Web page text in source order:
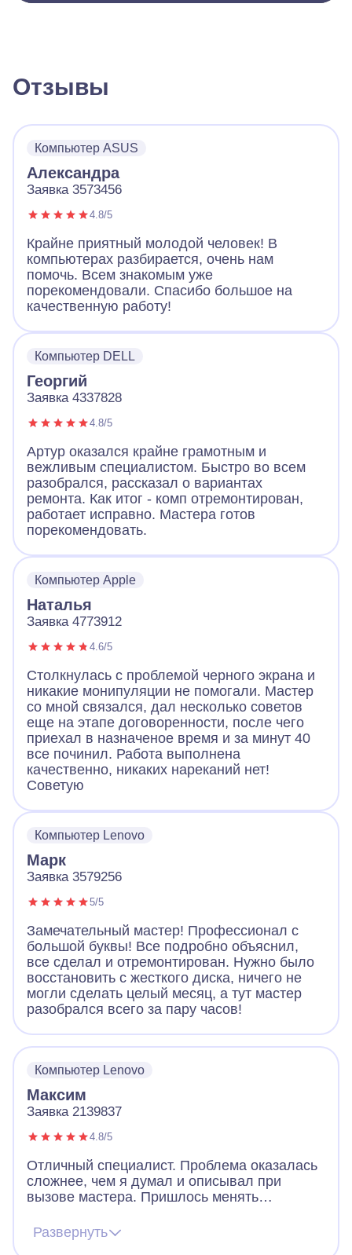
Отзывы
Компьютер ASUS
Александра
Заявка 3573456
4.8/5
Крайне приятный молодой человек! В
компьютерах разбирается, очень нам
помочь. Всем знакомым уже
порекомендовали. Спасибо большое на
качественную работу!
Компьютер DELL
Георгий
Заявка 4337828
4.8/5
Артур оказался крайне грамотным и
вежливым специалистом. Быстро во всем
разобрался, рассказал о вариантах
ремонта. Как итог - комп отремонтирован,
работает исправно. Мастера готов
порекомендовать.
Компьютер Apple
Наталья
Заявка 4773912
4.6/5
Столкнулась с проблемой черного экрана и
никакие монипуляции не помогали. Мастер
со мной связался, дал несколько советов
еще на этапе договоренности, после чего
приехал в назначеное время и за минут 40
все починил. Работа выполнена
качественно, никаких нареканий нет!
Советую
Компьютер Lenovo
Марк
Заявка 3579256
5/5
Замечательный мастер! Профессионал с
большой буквы! Все подробно объяснил,
все сделал и отремонтирован. Нужно было
восстановить с жесткого диска, ничего не
могли сделать целый месяц, а тут мастер
разобрался всего за пару часов!
Компьютер Lenovo
Максим
Заявка 2139837
4.8/5
Отличный специалист. Проблема оказалась
сложнее, чем я думал и описывал при
вызове мастера. Пришлось менять
долго жить. Алексей подобрал оптимильную
по цене замену и сам заказал, после чего
Развернуть